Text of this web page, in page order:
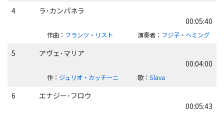
4
ラ･カンパネラ
00:05:40
作曲： フランツ・リスト 演奏者： フジ子・ヘミング
5
アヴェ･マリア
00:04:00
作： ジュリオ・カッチーニ 歌： Slava
6
エナジー･フロウ
00:05:43